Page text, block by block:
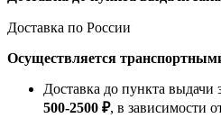
Доставка по России
Осуществляется
Доставка до пункта выдачи
500-2500 ₽, в зависимости